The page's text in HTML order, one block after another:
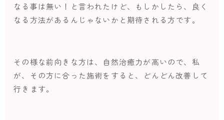
なる事は無い！と言われたけど、もしかしたら、良く
なる方法があるんじゃないかと期待される方です。
その様な前向きな方は、自然治癒力が高いので、私
が、その方に合った施術をすると、どんどん改善して
行きます。